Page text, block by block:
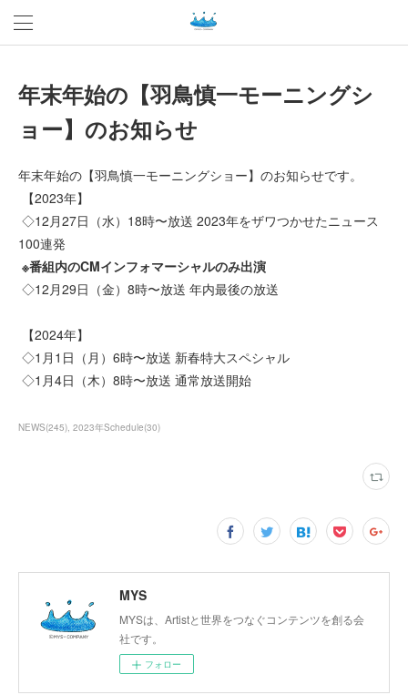
年末年始の【羽鳥慎一モーニングシ
ョー】のお知らせ
年末年始の【羽鳥慎一モーニングショー】のお知らせです。
【2023年】
◇12月27日（水）18時〜放送 2023年をザワつかせたニュース
100連発
※番組内のCMインフォマーシャルのみ出演
◇12月29日（金）8時〜放送 年内最後の放送
【2024年】
◇1月1日（月）6時〜放送 新春特大スペシャル
◇1月4日（木）8時〜放送 通常放送開始
NEWS(245) 2023年Schedule(30)
MYS
MYSは、Artistと世界をつなぐコンテンツを創る会
社です。
フォロー